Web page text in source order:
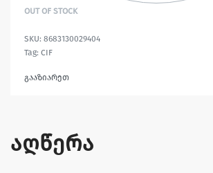
OUT OF STOCK
8683130029404
Tag: CIF
გააზიარეთ
აღწერა